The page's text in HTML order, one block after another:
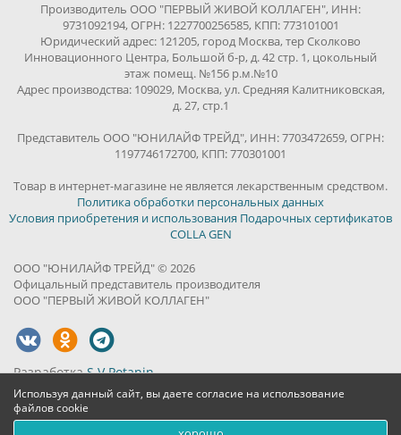
Используя данный сайт, вы даете согласие на использование
файлов cookie
Производитель ООО "ПЕРВЫЙ ЖИВОЙ КОЛЛАГЕН", ИНН:
9731092194, ОГРН: 1227700256585, КПП: 773101001
Юридический адрес: 121205, город Москва, тер Сколково
Инновационного Центра, Большой б-р, д. 42 стр. 1, цокольный
этаж помещ. №156 р.м.№10
Адрес производства: 109029, Москва, ул. Средняя Калитниковская,
д. 27, стр.1
Представитель ООО "ЮНИЛАЙФ ТРЕЙД", ИНН: 7703472659, ОГРН:
1197746172700, КПП: 770301001
Товар в интернет-магазине не является лекарственным средством.
Политика обработки персональных данных
Условия приобретения и использования Подарочных сертификатов
COLLA GEN
ООО "ЮНИЛАЙФ ТРЕЙД" © 2026
Офицальный представитель производителя
ООО "ПЕРВЫЙ ЖИВОЙ КОЛЛАГЕН"
РазработкаS.V.Potanin